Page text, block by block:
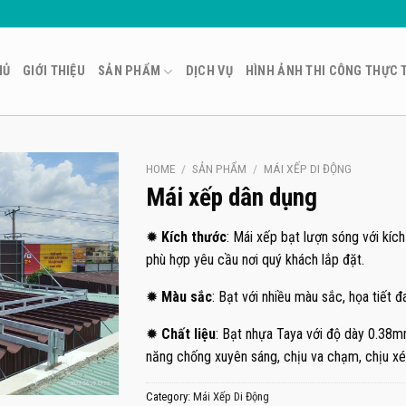
GIỚI THIỆU SẢN PHẨM DỊCH VỤ HÌNH ẢNH THI CÔNG THỰC
HOME / SẢN PHẨM / MÁI XẾP DI ĐỘNG
Mái xếp dân dụng
✹ Kích thước: Mái xếp bạt lượn sóng với
phù hợp yêu cầu nơi quý khách lắp đặt.
✹ Màu sắc: Bạt với nhiều màu sắc, họa tiết
✹ Chất liệu: Bạt nhựa Taya với độ dày
năng chống xuyên sáng, chịu va chạm, chịu
Category: Mái Xếp Di Động